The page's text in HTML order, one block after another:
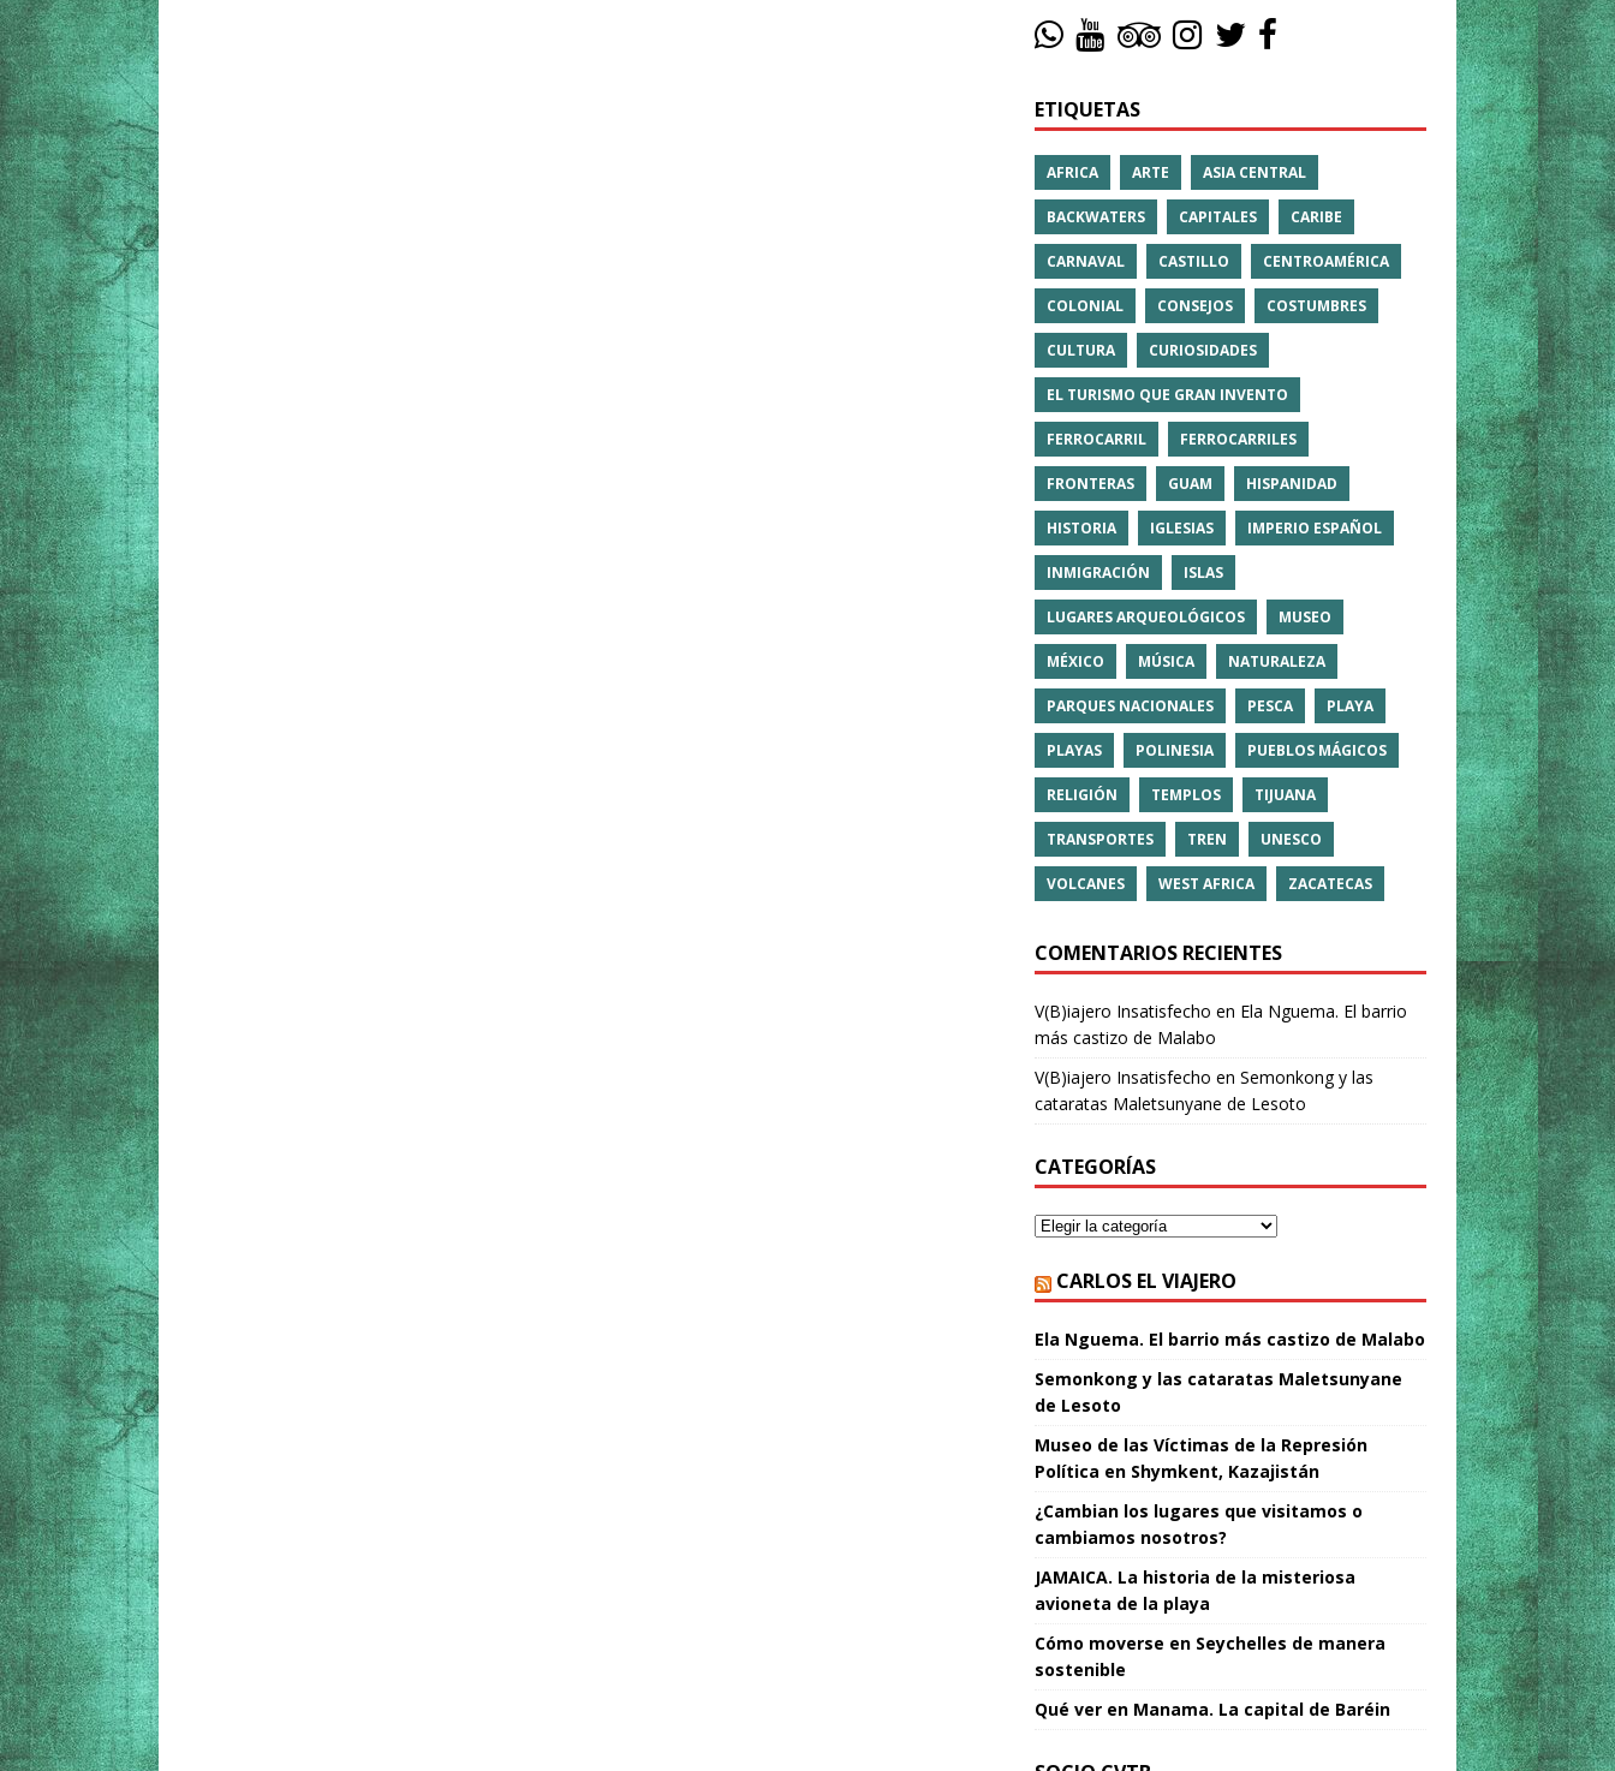
ETIQUETAS
AFRICA ARTE ASIA CENTRAL
BACKWATERS CAPITALES CARIBE
CARNAVAL CASTILLO CENTROAMÉRICA
COLONIAL CONSEJOS COSTUMBRES
CULTURA CURIOSIDADES
EL TURISMO QUE GRAN INVENTO
FERROCARRIL FERROCARRILES
FRONTERAS GUAM HISPANIDAD
HISTORIA IGLESIAS IMPERIO ESPAÑOL
INMIGRACIÓN ISLAS
LUGARES ARQUEOLÓGICOS MUSEO
MÉXICO MÚSICA NATURALEZA
PARQUES NACIONALES PESCA PLAYA
PLAYAS POLINESIA PUEBLOS MÁGICOS
RELIGIÓN TEMPLOS TIJUANA
TRANSPORTES TREN UNESCO
VOLCANES WEST AFRICA ZACATECAS
COMENTARIOS RECIENTES
V(B)iajero Insatisfecho en Ela Nguema. El barrio
más castizo de Malabo
V(B)iajero Insatisfecho en Semonkong y las
cataratas Maletsunyane de Lesoto
CATEGORÍAS
CARLOS EL VIAJERO
Ela Nguema. El barrio más castizo de Malabo
Semonkong y las cataratas Maletsunyane
de Lesoto
Museo de las Víctimas de la Represión
Política en Shymkent, Kazajistán
¿Cambian los lugares que visitamos o
cambiamos nosotros?
JAMAICA. La historia de la misteriosa
avioneta de la playa
Cómo moverse en Seychelles de manera
sostenible
Qué ver en Manama. La capital de Baréin